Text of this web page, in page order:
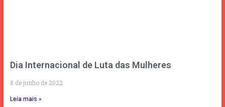
Dia Internacional de Luta das Mulheres
8 de junho de 2022
Leia mais »